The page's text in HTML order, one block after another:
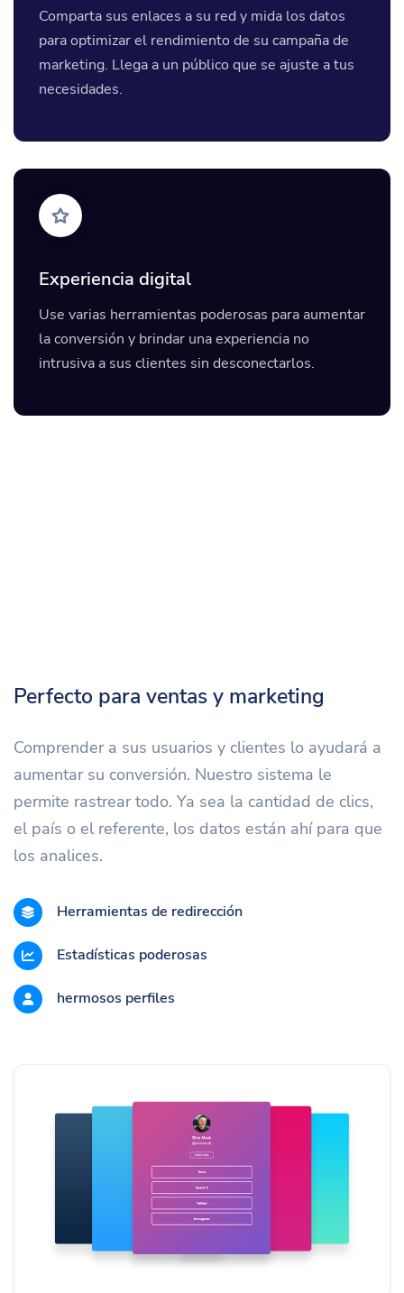
Comparta sus enlaces a su red y mida los datos
para optimizar el rendimiento de su campaña de
marketing. Llega a un público que se ajuste a tus
necesidades.
Experiencia digital
Use varias herramientas poderosas para aumentar
la conversión y brindar una experiencia no
intrusiva a sus clientes sin desconectarlos.
Perfecto para ventas y marketing
Comprender a sus usuarios y clientes lo ayudará a
aumentar su conversión. Nuestro sistema le
permite rastrear todo. Ya sea la cantidad de clics,
el país o el referente, los datos están ahí para que
los analices.
Herramientas de redirección
Estadísticas poderosas
hermosos perfiles